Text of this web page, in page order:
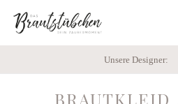
Unsere Designer:
BRAUTKLEID